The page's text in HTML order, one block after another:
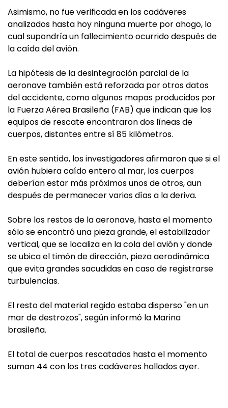
Asimismo, no fue verificada en los cadáveres
analizados hasta hoy ninguna muerte por ahogo, lo
cual supondría un fallecimiento ocurrido después de
la caída del avión.
La hipótesis de la desintegración parcial de la
aeronave también está reforzada por otros datos
del accidente, como algunos mapas producidos por
la Fuerza Aérea Brasileña (FAB) que indican que los
equipos de rescate encontraron dos líneas de
cuerpos, distantes entre sí 85 kilómetros.
En este sentido, los investigadores afirmaron que si el
avión hubiera caído entero al mar, los cuerpos
deberían estar más próximos unos de otros, aun
después de permanecer varios días a la deriva.
Sobre los restos de la aeronave, hasta el momento
sólo se encontró una pieza grande, el estabilizador
vertical, que se localiza en la cola del avión y donde
se ubica el timón de dirección, pieza aerodinámica
que evita grandes sacudidas en caso de registrarse
turbulencias.
El resto del material regido estaba disperso "en un
mar de destrozos", según informó la Marina
brasileña.
El total de cuerpos rescatados hasta el momento
suman 44 con los tres cadáveres hallados ayer.